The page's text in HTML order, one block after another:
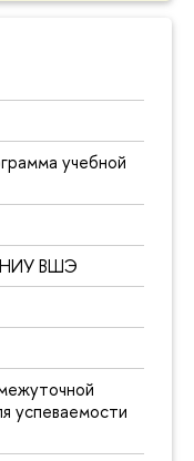
учебной
НИУ ВШЭ
успеваемости